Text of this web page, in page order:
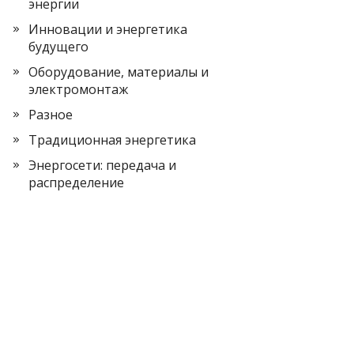
энергии
Инновации и энергетика
будущего
Оборудование, материалы и
электромонтаж
Разное
Традиционная энергетика
Энергосети: передача и
распределение